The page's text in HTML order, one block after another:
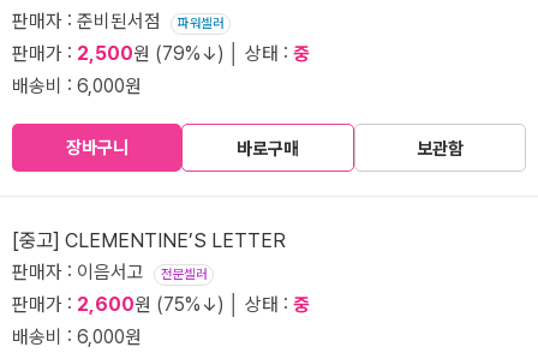
판매자 : 준비된서점 파워셀러
판매가 : 2,500원 (79%↓) │ 상태 : 중
배송비 : 6,000원
장바구니 바로구매 보관함
[중고] CLEMENTINE’S LETTER
판매자 : 이음서고 전문셀러
판매가 : 2,600원 (75%↓) │ 상태 : 중
배송비 : 6,000원